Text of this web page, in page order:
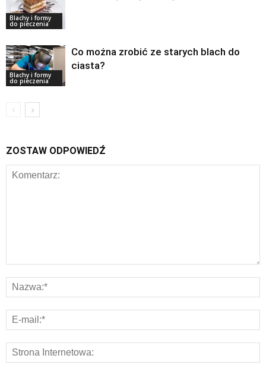
Blachy i formy
do pieczenia
Blachy i formy
do pieczenia
Co można zrobić ze starych blach do
ciasta?
ZOSTAW ODPOWIEDŹ